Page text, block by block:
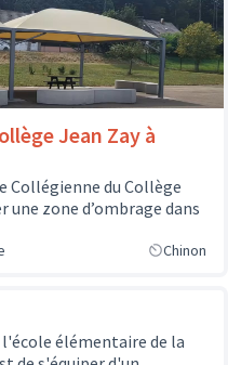
Jean Zay à
Collégienne du Collège
une zone d’ombrage dans
Chinon
élémentaire de la